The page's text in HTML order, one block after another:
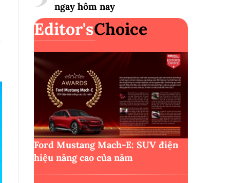
ngay hôm nay
Editor'sChoice
Ford Mustang Mach-E: SUV điện
hiệu năng cao của năm